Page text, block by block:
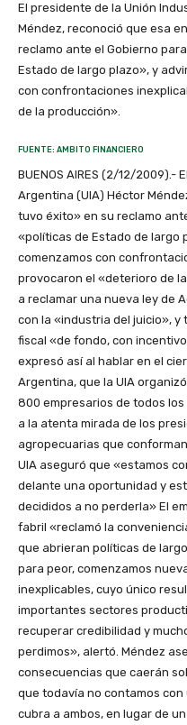
El presidente de la Unión
Méndez, reconoció que esa
reclamo ante el Gobierno
Estado de largo plazo», y
con confrontaciones
de la producción».
FUENTE: AMBITO FINANCIERO
BUENOS AIRES (2/12/2009).-
Argentina (UIA) Héctor
tuvo éxito» en su reclamo
«políticas de Estado de largo
comenzamos con
provocaron el «deterioro de
a reclamar una nueva ley de
con la «industria del juicio»,
fiscal «de fondo, con
expresó así al hablar en el
Argentina, que la UIA
800 empresarios de todos
a la atenta mirada de los
agropecuarias que
UIA aseguró que «estamos
delante una oportunidad y
decididos a no perderla» El
fabril «reclamó la
que abrieran políticas de
para peor, comenzamos
inexplicables, cuyo único
importantes sectores
recuperar credibilidad y
perdimos», alertó. Méndez
consecuencias que caerán
que todavía no contamos con
cubra a ambos, en lugar de